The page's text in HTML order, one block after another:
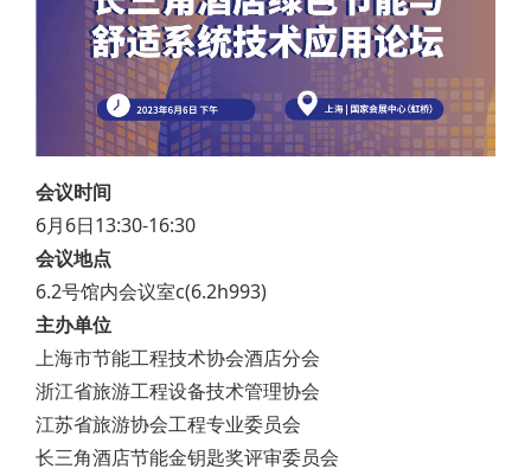
会议时间
6月6日13:30-16:30
会议地点
6.2号馆内会议室c(6.2h993)
主办单位
上海市节能工程技术协会酒店分会
浙江省旅游工程设备技术管理协会
江苏省旅游协会工程专业委员会
长三角酒店节能金钥匙奖评审委员会